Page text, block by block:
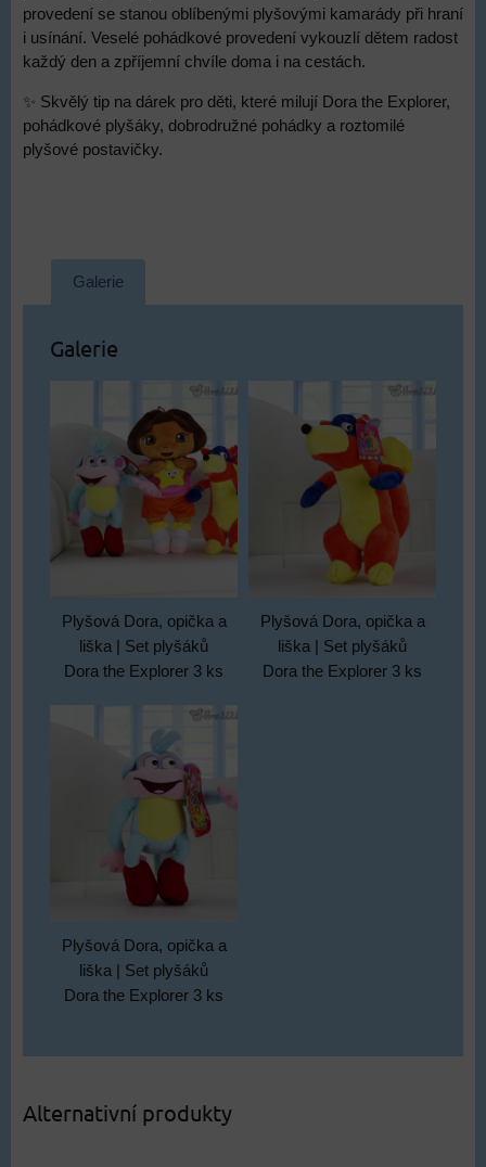
provedení se stanou oblíbenými plyšovými kamarády při hraní
i usínání. Veselé pohádkové provedení vykouzlí dětem radost
každý den a zpříjemní chvíle doma i na cestách.
✨ Skvělý tip na dárek pro děti, které milují Dora the Explorer,
pohádkové plyšáky, dobrodružné pohádky a roztomilé
plyšové postavičky.
Galerie
Galerie
Plyšová Dora, opička a
liška | Set plyšáků
Dora the Explorer 3 ks
Plyšová Dora, opička a
liška | Set plyšáků
Dora the Explorer 3 ks
Plyšová Dora, opička a
liška | Set plyšáků
Dora the Explorer 3 ks
Alternativní produkty